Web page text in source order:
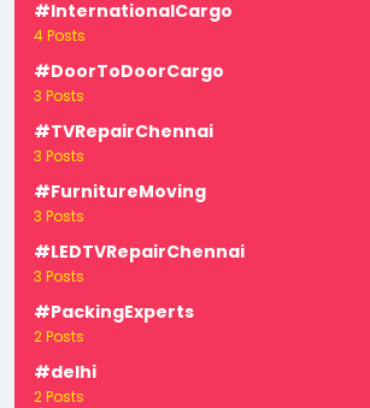
#InternationalCargo
4 Posts
#DoorToDoorCargo
3 Posts
#TVRepairChennai
3 Posts
#FurnitureMoving
3 Posts
#LEDTVRepairChennai
3 Posts
#PackingExperts
2 Posts
#delhi
2 Posts